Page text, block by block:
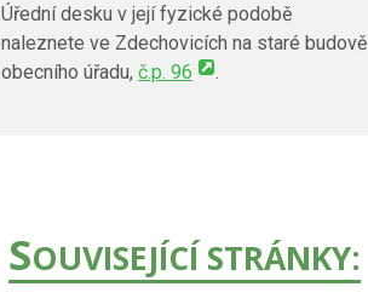
Úřední desku v její fyzické podobě
naleznete ve Zdechovicích na staré budově
obecního úřadu, č.p. 96 .
SOUVISEJÍCÍ STRÁNKY: